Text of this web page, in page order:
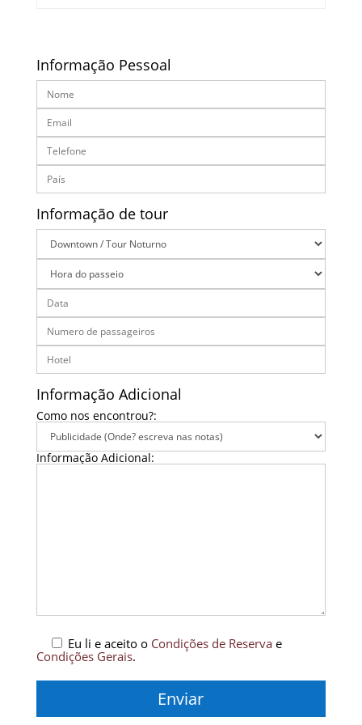
Informação Pessoal
Informação de tour
Informação Adicional
Como nos encontrou?:
Informação Adicional:
Eu li e aceito o Condições de Reservae
Condições Gerais.